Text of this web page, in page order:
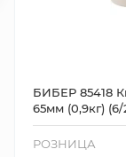
БИБЕР 85418
65мм (0,9кг) (6/
РОЗНИЦА